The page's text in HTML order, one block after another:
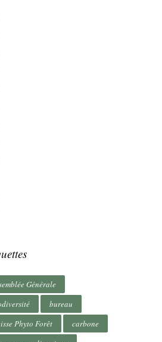
Générale
bureau
Phyto Forêt
carbone